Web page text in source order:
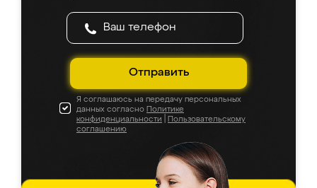
Отправить
Я соглашаюсь на передачу персональных
данных согласно Политике
конфиденциальности
Пользовательскому
соглашению